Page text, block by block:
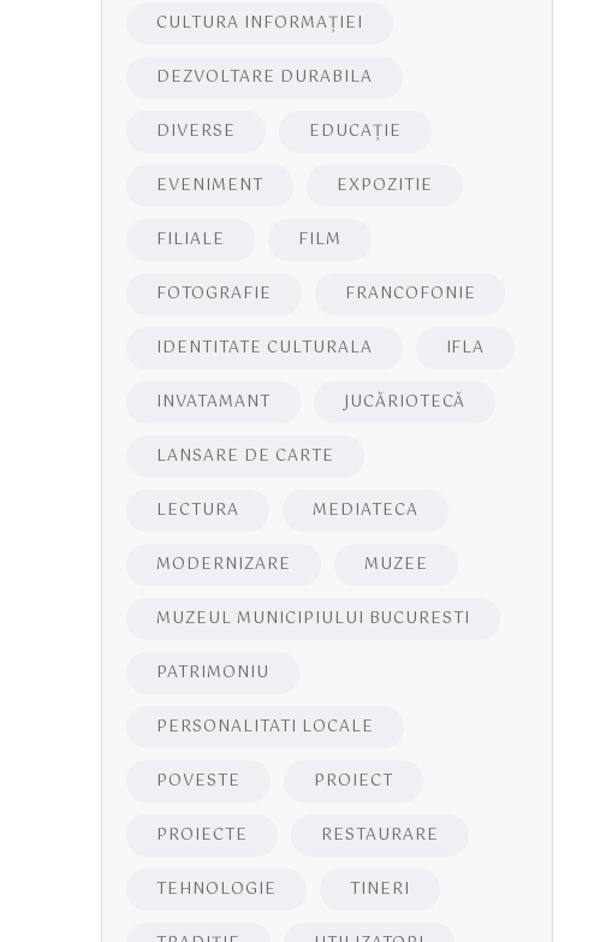
CULTURA INFORMAŢIEI
DEZVOLTARE DURABILA
DIVERSE EDUCAŢIE
EVENIMENT EXPOZITIE
FILIALE FILM
FOTOGRAFIE FRANCOFONIE
IDENTITATE CULTURALA IFLA
INVATAMANT JUCĂRIOTECĂ
LANSARE DE CARTE
LECTURA MEDIATECA
MODERNIZARE MUZEE
MUZEUL MUNICIPIULUI BUCURESTI
PATRIMONIU
PERSONALITATI LOCALE
POVESTE PROIECT
PROIECTE RESTAURARE
TEHNOLOGIE TINERI